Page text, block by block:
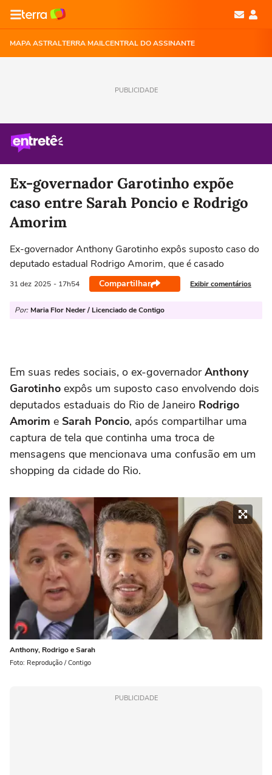
MAPA ASTRALTERRA MAILCENTRAL DO ASSINANTE
PUBLICIDADE
Ex-governador Garotinho expõe
caso entre Sarah Poncio e Rodrigo
Amorim
Ex-governador Anthony Garotinho expôs suposto caso do
deputado estadual Rodrigo Amorim, que é casado
31 dez 2025 - 17h54 Compartilhar Exibir comentários
Por: Maria Flor Neder / Licenciado de Contigo
Em suas redes sociais, o ex-governadorAnthony
Garotinho expôs um suposto caso envolvendo dois
deputados estaduais do Rio de Janeiro Rodrigo
Amorim e Sarah Poncio, após compartilhar uma
captura de tela que continha uma troca de
mensagens que mencionava uma confusão em um
shopping da cidade do Rio.
Anthony, Rodrigo e Sarah
Foto: Reprodução / Contigo
PUBLICIDADE